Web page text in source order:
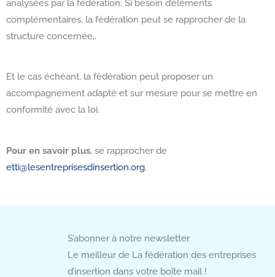
analysées par la fédération. Si besoin d’éléments
complémentaires, la fédération peut se rapprocher de la
structure concernée,.
Et le cas échéant, la fédération peut proposer un
accompagnement adapté et sur mesure pour se mettre en
conformité avec la loi.
Pour en savoir plus, se rapprocher de
etti@lesentreprisesdinsertion.org.
S’abonner à notre newsletter
Le meilleur de La fédération des entreprises
d’insertion dans votre boîte mail !